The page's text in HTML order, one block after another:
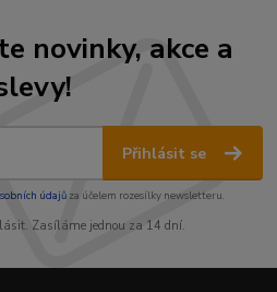
novinky, akce a
Přihlásit se
údajůza účelem rozesílky newsletteru.
Zasíláme jednou za 14 dní.